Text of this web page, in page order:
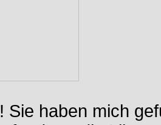
Sie haben mich